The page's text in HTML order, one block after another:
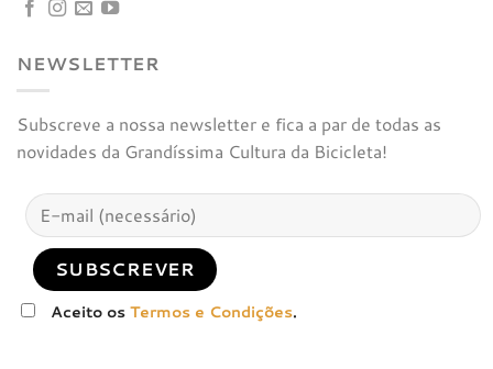
NEWSLETTER
Subscreve a nossa newsletter e fica a par de todas as
novidades da Grandíssima Cultura da Bicicleta!
Aceito osTermos e Condições.